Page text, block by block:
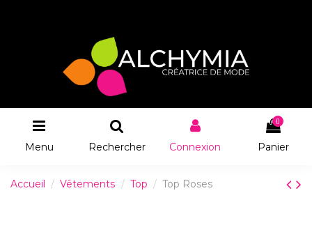
Menu Rechercher Connexion
0
Panier
Accueil Vêtements Top Top Roses